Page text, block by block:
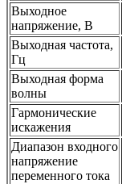
Выходное
напряжение, В
Выходная частота,
Гц
Выходная форма
волны
Гармонические
искажения
Диапазон входного
напряжение
переменного тока